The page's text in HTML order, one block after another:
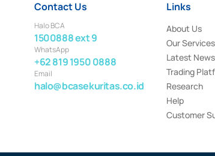
Contact Us
Halo BCA
1500888 ext 9
WhatsApp
+62 819 1950 0888
Email
halo@bcasekuritas.co.id
Links
About Us
Our Services
Latest News
Trading
Research
Help
Customer